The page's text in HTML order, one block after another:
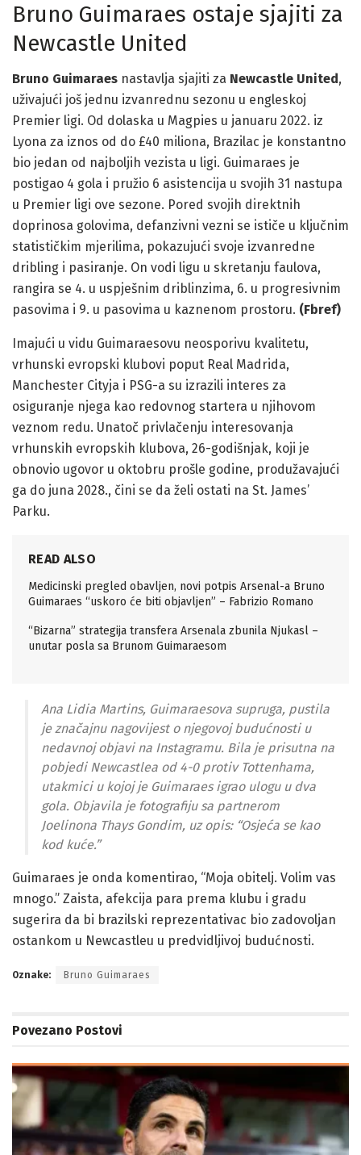
Bruno Guimaraes ostaje sjajiti za
Newcastle United
Bruno Guimaraes nastavlja sjajiti za Newcastle United ,
uživajući još jednu izvanrednu sezonu u engleskoj
Premier ligi. Od dolaska u Magpies u januaru 2022. iz
Lyona za iznos od do £40 miliona, Brazilac je konstantno
bio jedan od najboljih vezista u ligi. Guimaraes je
postigao 4 gola i pružio 6 asistencija u svojih 31 nastupa
u Premier ligi ove sezone. Pored svojih direktnih
doprinosa golovima, defanzivni vezni se ističe u ključnim
statističkim mjerilima, pokazujući svoje izvanredne
dribling i pasiranje. On vodi ligu u skretanju faulova,
rangira se 4. u uspješnim driblinzima, 6. u progresivnim
pasovima i 9. u pasovima u kaznenom prostoru. (Fbref)
Imajući u vidu Guimaraesovu neosporivu kvalitetu,
vrhunski evropski klubovi poput Real Madrida,
Manchester Cityja i PSG-a su izrazili interes za
osiguranje njega kao redovnog startera u njihovom
veznom redu. Unatoč privlačenju interesovanja
vrhunskih evropskih klubova, 26-godišnjak, koji je
obnovio ugovor u oktobru prošle godine, produžavajući
ga do juna 2028., čini se da želi ostati na St. James’
Parku.
READ ALSO
Medicinski pregled obavljen, novi potpis Arsenal-a Bruno
Guimaraes “uskoro će biti objavljen” – Fabrizio Romano
“Bizarna” strategija transfera Arsenala zbunila Njukasl –
unutar posla sa Brunom Guimaraesom
Ana Lidia Martins, Guimaraesova supruga, pustila
je značajnu nagovijest o njegovoj budućnosti u
nedavnoj objavi na Instagramu. Bila je prisutna na
pobjedi Newcastlea od 4-0 protiv Tottenhama,
utakmici u kojoj je Guimaraes igrao ulogu u dva
gola. Objavila je fotografiju sa partnerom
Joelinona Thays Gondim, uz opis: “Osjeća se kao
kod kuće.”
Guimaraes je onda komentirao, “Moja obitelj. Volim vas
mnogo.” Zaista, afekcija para prema klubu i gradu
sugerira da bi brazilski reprezentativac bio zadovoljan
ostankom u Newcastleu u predvidljivoj budućnosti.
Oznake: Bruno Guimaraes
Povezano Postovi